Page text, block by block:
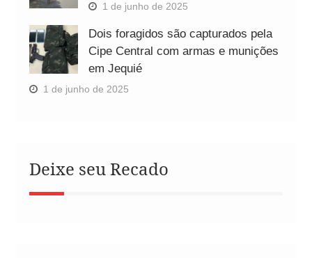
1 de junho de 2025
Dois foragidos são capturados pela
Cipe Central com armas e munições
em Jequié
1 de junho de 2025
Deixe seu Recado